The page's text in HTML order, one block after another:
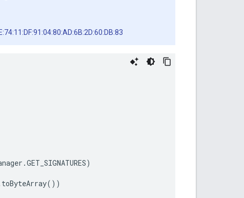
.GET_SIGNATURES)
toByteArray())